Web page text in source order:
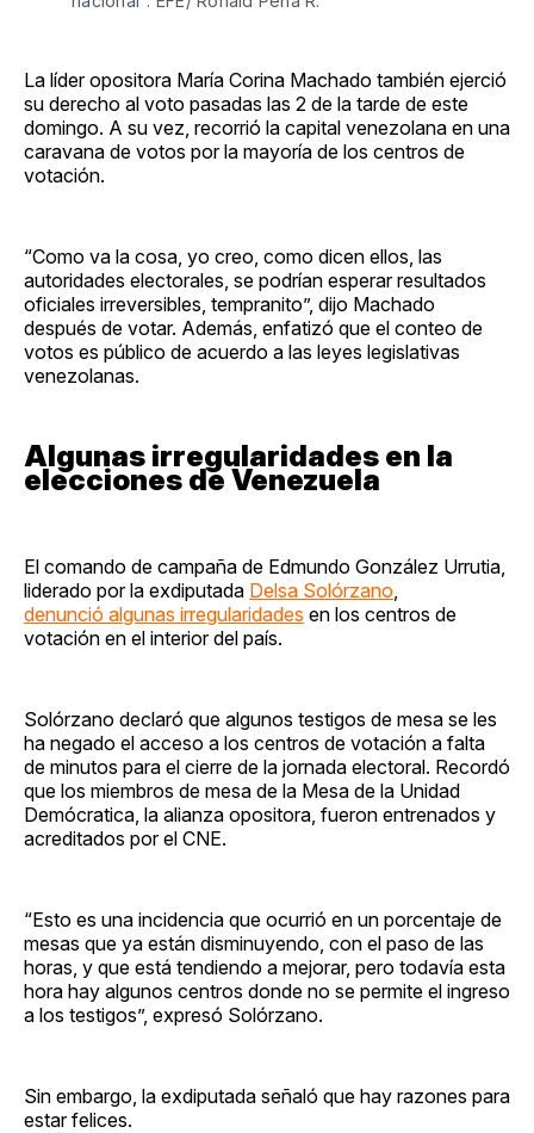
La líder opositora María Corina Machado también ejerció
su derecho al voto pasadas las 2 de la tarde de este
domingo. A su vez, recorrió la capital venezolana en una
caravana de votos por la mayoría de los centros de
votación.
“Como va la cosa, yo creo, como dicen ellos, las
autoridades electorales, se podrían esperar resultados
oficiales irreversibles, tempranito”, dijo Machado
después de votar. Además, enfatizó que el conteo de
votos es público de acuerdo a las leyes legislativas
venezolanas.
Algunas irregularidades en la
elecciones de Venezuela
El comando de campaña de Edmundo González Urrutia,
liderado por la exdiputada Delsa Solórzano
denunció algunas irregularidades en los centros de
votación en el interior del país.
Solórzano declaró que algunos testigos de mesa se les
ha negado el acceso a los centros de votación a falta
de minutos para el cierre de la jornada electoral. Recordó
que los miembros de mesa de la Mesa de la Unidad
Demócratica, la alianza opositora, fueron entrenados y
acreditados por el CNE.
“Esto es una incidencia que ocurrió en un porcentaje de
mesas que ya están disminuyendo, con el paso de las
horas, y que está tendiendo a mejorar, pero todavía esta
hora hay algunos centros donde no se permite el ingreso
a los testigos”, expresó Solórzano.
Sin embargo, la exdiputada señaló que hay razones para
estar felices.